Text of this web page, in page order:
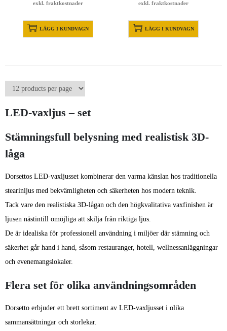
exkl. fraktkostnader
LÄGG I KUNDVAGN
exkl. fraktkostnader
LÄGG I KUNDVAGN
LED-vaxljus – set
Stämningsfull belysning med realistisk 3D-
låga
Dorsettos LED-vaxljusset kombinerar den varma känslan hos traditionella
stearinljus med bekvämligheten och säkerheten hos modern teknik.
Tack vare den realistiska 3D-lågan och den högkvalitativa vaxfinishen är
ljusen nästintill omöjliga att skilja från riktiga ljus.
De är idealiska för professionell användning i miljöer där stämning och
säkerhet går hand i hand, såsom restauranger, hotell, wellnessanläggningar
och evenemangslokaler.
Flera set för olika användningsområden
Dorsetto erbjuder ett brett sortiment av LED-vaxljusset i olika
sammansättningar och storlekar.